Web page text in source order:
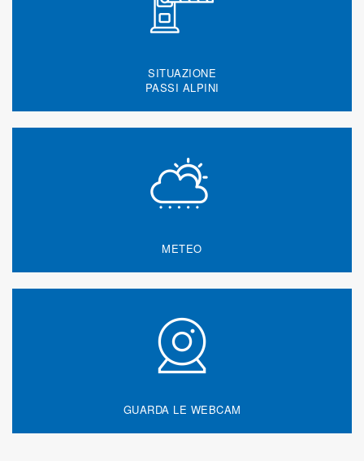
SITUAZIONE
PASSI ALPINI
METEO
GUARDA LE WEBCAM